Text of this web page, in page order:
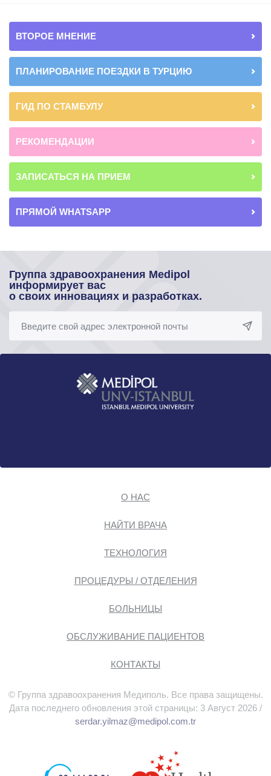
ВТОРОЕ МНЕНИЕ
ПЛАНИРОВАНИЕ ПОЕЗДКИ В ТУРЦИЮ
ГИД ПО СТАМБУЛУ
РЕКОМЕНДАЦИИ
ЗАПИСАТЬСЯ НА ПРИЕМ
ПРЯМОЙ WHATSAPP
Группа здравоохранения Medipol
информирует вас
о своих инновациях и разработках.
О НАС
НАЙТИ ВРАЧА
ТЕХНОЛОГИЯ
ПРОЦЕДУРЫ / ОТДЕЛЕНИЯ
БОЛЬНИЦЫ
ОБСЛУЖИВАНИЕ ПАЦИЕНТОВ
КОНТАКТЫ
© Группа здравоохранения Медиполь. Все права защищены.
Дата последнего обновления этой страницы: 3 Август 2026 /
serdar.yilmaz@medipol.com.tr